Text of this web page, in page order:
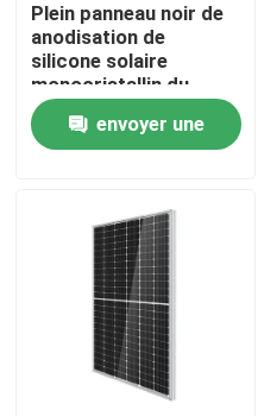
Plein panneau noir de
anodisation de
silicone solaire
monocristallin du
module 182
envoyer une